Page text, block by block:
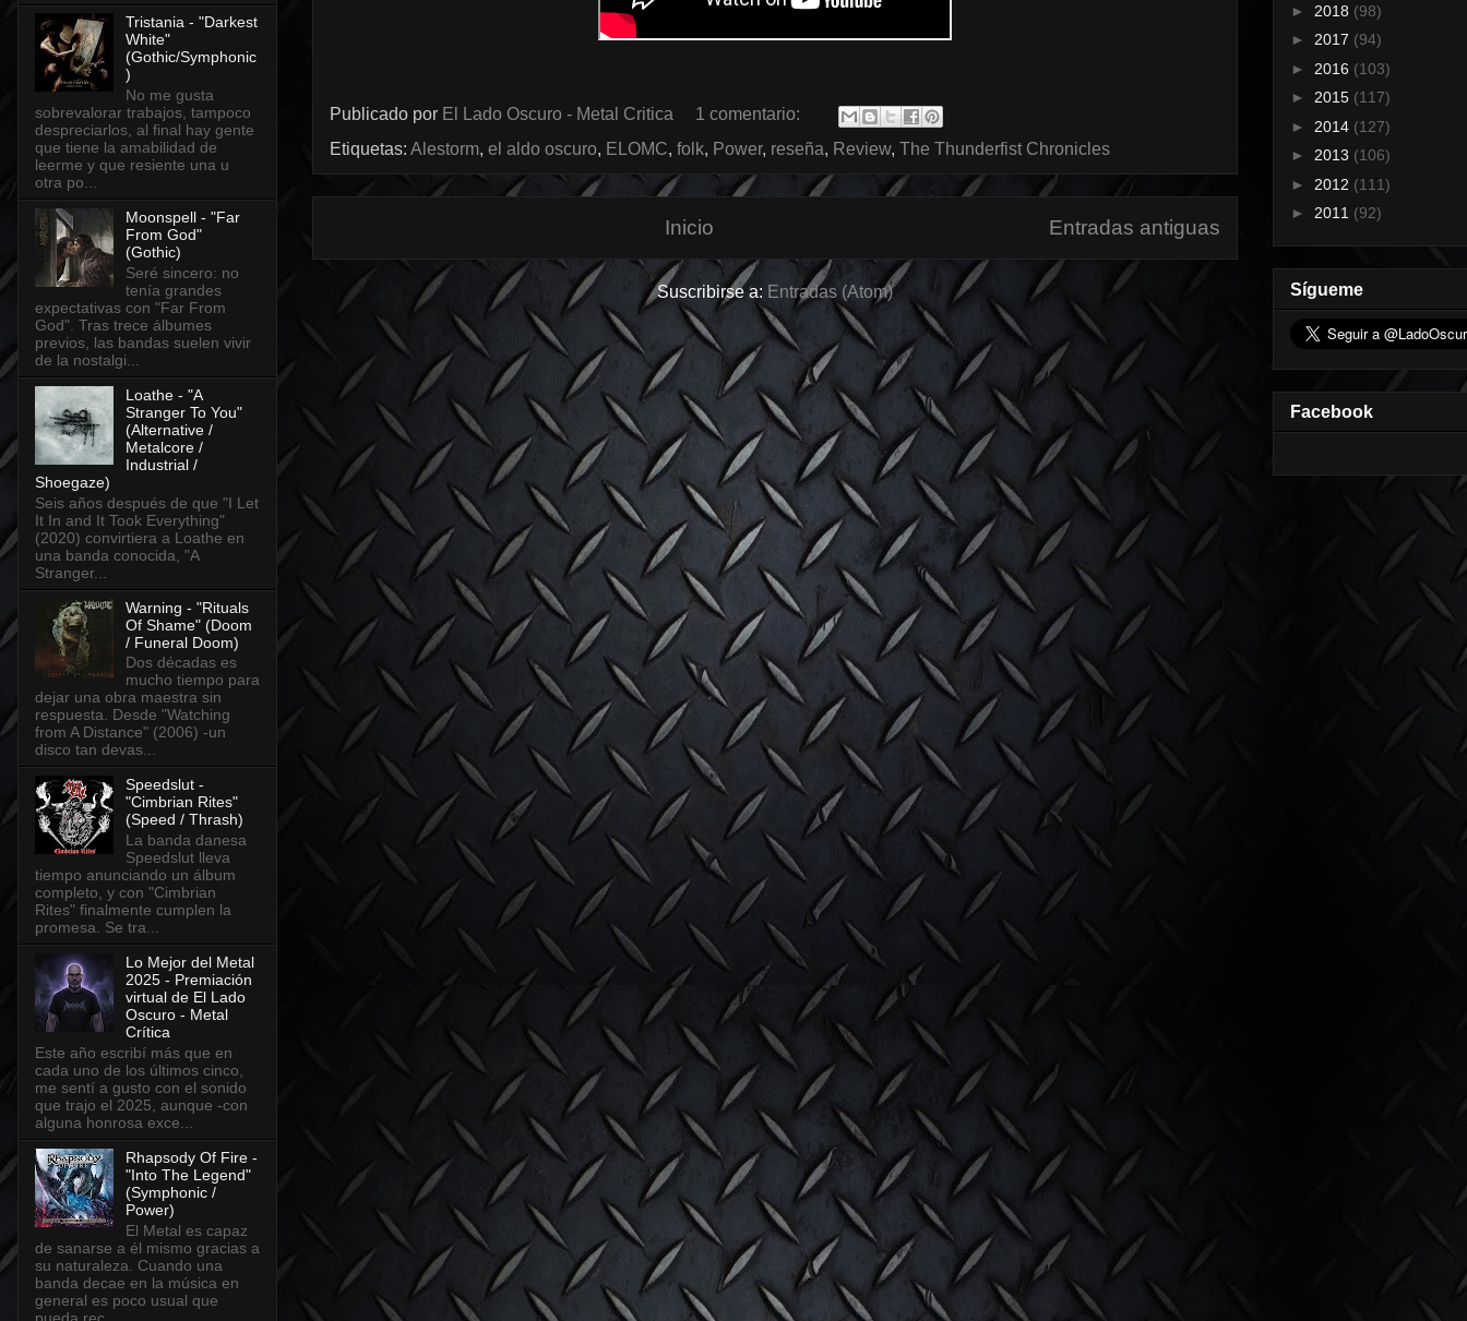
Publicado por El Lado Oscuro - Metal Critica
1 comentario:
Etiquetas: Alestorm, el aldo oscuro, ELOMC, folk, Power, reseña, Review, The Thunderfist Chronicles
Entradas antiguas
Inicio
Suscribirse a: Entradas (Atom)
Tristania - "Darkest
White"
(Gothic/Symphonic
)
No me gusta
sobrevalorar trabajos, tampoco
despreciarlos, al final hay gente
que tiene la amabilidad de
leerme y que resiente una u
otra po...
Moonspell - "Far
From God"
(Gothic)
Seré sincero: no
tenía grandes
expectativas con "Far From
God". Tras trece álbumes
previos, las bandas suelen vivir
de la nostalgi...
Loathe - "A
Stranger To You"
(Alternative /
Metalcore /
Industrial /
Shoegaze)
Seis años después de que "I Let
It In and It Took Everything"
(2020) convirtiera a Loathe en
una banda conocida, "A
Stranger...
Warning - "Rituals
Of Shame" (Doom
/ Funeral Doom)
Dos décadas es
mucho tiempo para
dejar una obra maestra sin
respuesta. Desde "Watching
from A Distance" (2006) -un
disco tan devas...
Speedslut -
"Cimbrian Rites"
(Speed / Thrash)
La banda danesa
Speedslut lleva
tiempo anunciando un álbum
completo, y con "Cimbrian
Rites" finalmente cumplen la
promesa. Se tra...
Lo Mejor del Metal
2025 - Premiación
virtual de El Lado
Oscuro - Metal
Crítica
Este año escribí más que en
cada uno de los últimos cinco,
me sentí a gusto con el sonido
que trajo el 2025, aunque -con
alguna honrosa exce...
Rhapsody Of Fire -
"Into The Legend"
(Symphonic /
Power)
El Metal es capaz
de sanarse a él mismo gracias a
su naturaleza. Cuando una
banda decae en la música en
general es poco usual que
pueda rec...
► 2018 (98)
► 2017 (94)
► 2016 (103)
► 2015 (117)
► 2014 (127)
► 2013 (106)
► 2012 (111)
► 2011 (92)
Sígueme
Facebook